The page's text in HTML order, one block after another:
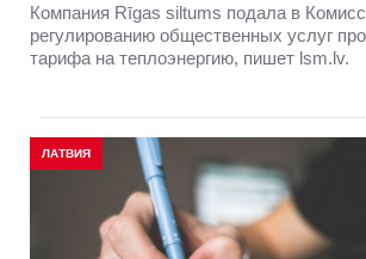
Компания Rīgas siltums подала в
регулированию общественных услуг
тарифа на теплоэнергию, пишет lsm.lv.
ЛАТВИЯ